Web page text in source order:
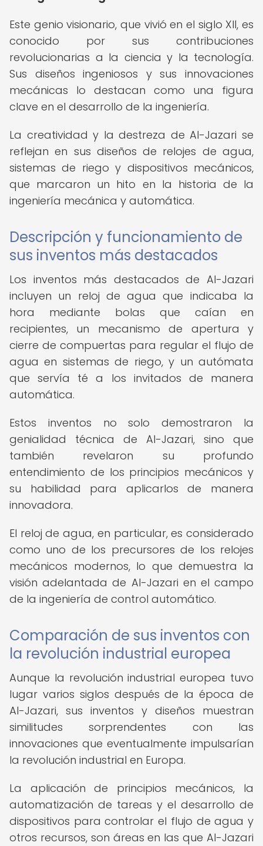
Este genio visionario, que vivió en el siglo XII, es
conocido por sus contribuciones
revolucionarias a la ciencia y la tecnología.
Sus diseños ingeniosos y sus innovaciones
mecánicas lo destacan como una figura
clave en el desarrollo de la ingeniería.
La creatividad y la destreza de Al-Jazari se
reflejan en sus diseños de relojes de agua,
sistemas de riego y dispositivos mecánicos,
que marcaron un hito en la historia de la
ingeniería mecánica y automática.
Descripción y funcionamiento de
sus inventos más destacados
Los inventos más destacados de Al-Jazari
incluyen un reloj de agua que indicaba la
hora mediante bolas que caían en
recipientes, un mecanismo de apertura y
cierre de compuertas para regular el flujo de
agua en sistemas de riego, y un autómata
que servía té a los invitados de manera
automática.
Estos inventos no solo demostraron la
genialidad técnica de Al-Jazari, sino que
también revelaron su profundo
entendimiento de los principios mecánicos y
su habilidad para aplicarlos de manera
innovadora.
El reloj de agua, en particular, es considerado
como uno de los precursores de los relojes
mecánicos modernos, lo que demuestra la
visión adelantada de Al-Jazari en el campo
de la ingeniería de control automático.
Comparación de sus inventos con
la revolución industrial europea
Aunque la revolución industrial europea tuvo
lugar varios siglos después de la época de
Al-Jazari, sus inventos y diseños muestran
similitudes sorprendentes con las
innovaciones que eventualmente impulsarían
la revolución industrial en Europa.
La aplicación de principios mecánicos, la
automatización de tareas y el desarrollo de
dispositivos para controlar el flujo de agua y
otros recursos, son áreas en las que Al-Jazari